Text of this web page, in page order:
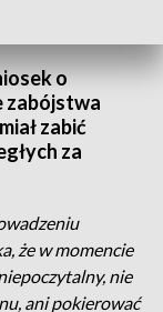
o
zabójstwa
zabić
za
że w momencie
nie
ani pokierować